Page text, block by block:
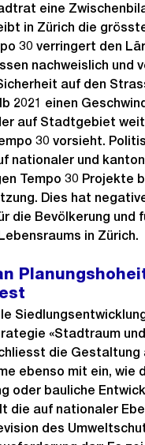
eine
in Zürich die
30 verringert den
nachweislich und
auf den
2021 einen
auf Stadtgebiet
30 vorsieht.
nationaler und
Tempo 30 Projekte
Dies hat
die Bevölkerung und
in Zürich.
«Stadtraum
die
ebenso mit ein, wie
oder bauliche
die auf nationaler
des